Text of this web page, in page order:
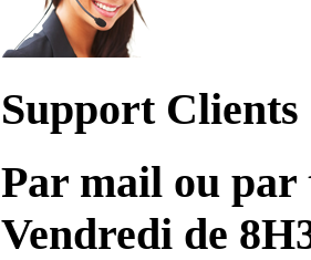
Support Clients
Par mail ou par
Vendredi de